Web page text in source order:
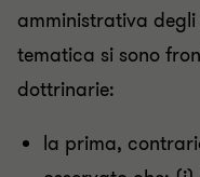
amministrativa
tematica si sono
dottrinarie:
la prima,